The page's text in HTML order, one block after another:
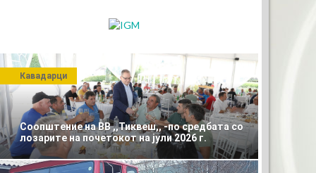
Соопштение на ВВ ,,Тиквеш,, -по средбата со
лозарите на почетокот на јули 2026 г.
Кавадарци